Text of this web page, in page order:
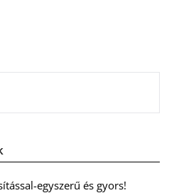
egyszerű és gyors!